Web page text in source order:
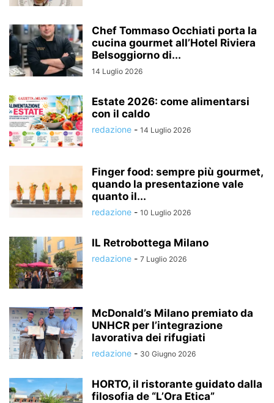
Chef Tommaso Occhiati porta la
cucina gourmet all’Hotel Riviera
Belsoggiorno di...
14 Luglio 2026
Estate 2026: come alimentarsi
con il caldo
redazione - 14 Luglio 2026
Finger food: sempre più gourmet,
quando la presentazione vale
quanto il...
redazione - 10 Luglio 2026
IL Retrobottega Milano
redazione - 7 Luglio 2026
McDonald’s Milano premiato da
UNHCR per l’integrazione
lavorativa dei rifugiati
redazione - 30 Giugno 2026
HORTO, il ristorante guidato dalla
filosofia de “L’Ora Etica”